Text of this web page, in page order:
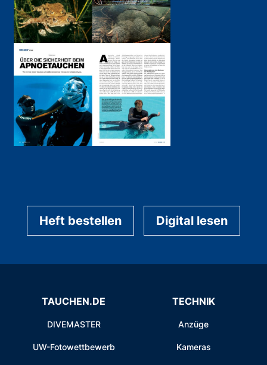
Heft bestellen Digital lesen
TAUCHEN.DE
DIVEMASTER
UW-Fotowettbewerb
TECHNIK
Anzüge
Kameras